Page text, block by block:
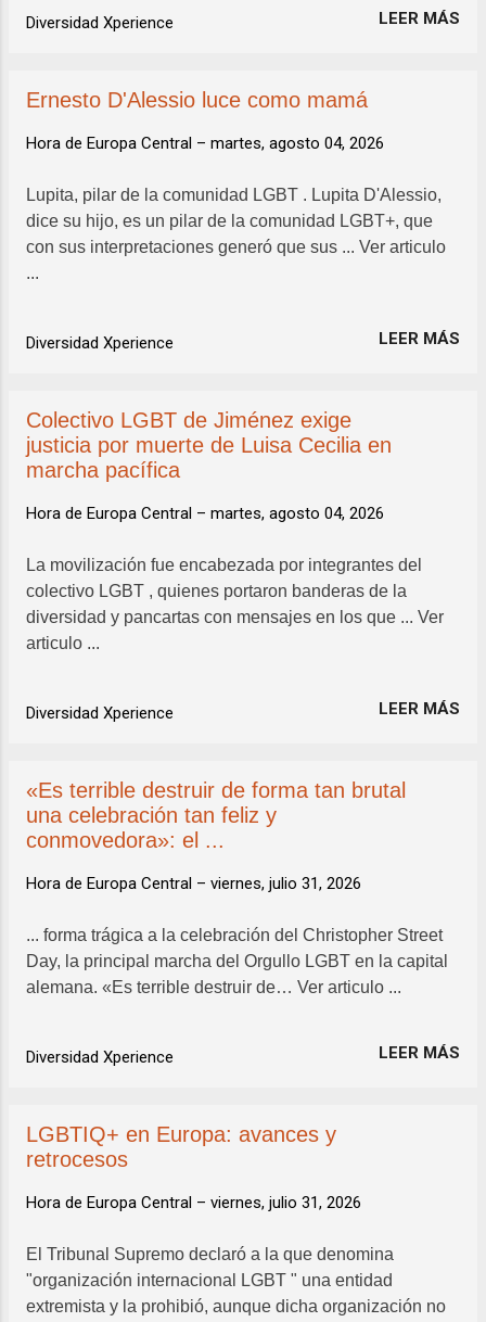
Diversidad Xperience LEER MÁS
Ernesto D'Alessio luce como mamá
Hora de Europa Central – martes, agosto 04, 2026
Lupita, pilar de la comunidad LGBT . Lupita D'Alessio,
dice su hijo, es un pilar de la comunidad LGBT+, que
con sus interpretaciones generó que sus ... Ver articulo
...
Diversidad Xperience LEER MÁS
Colectivo LGBT de Jiménez exige
justicia por muerte de Luisa Cecilia en
marcha pacífica
Hora de Europa Central – martes, agosto 04, 2026
La movilización fue encabezada por integrantes del
colectivo LGBT , quienes portaron banderas de la
diversidad y pancartas con mensajes en los que ... Ver
articulo ...
Diversidad Xperience LEER MÁS
«Es terrible destruir de forma tan brutal
una celebración tan feliz y
conmovedora»: el ...
Hora de Europa Central – viernes, julio 31, 2026
... forma trágica a la celebración del Christopher Street
Day, la principal marcha del Orgullo LGBT en la capital
alemana. «Es terrible destruir de… Ver articulo ...
Diversidad Xperience LEER MÁS
LGBTIQ+ en Europa: avances y
retrocesos
Hora de Europa Central – viernes, julio 31, 2026
El Tribunal Supremo declaró a la que denomina
"organización internacional LGBT " una entidad
extremista y la prohibió, aunque dicha organización no